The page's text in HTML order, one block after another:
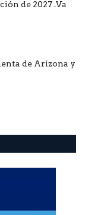
de 2027 .Va
de Arizona y